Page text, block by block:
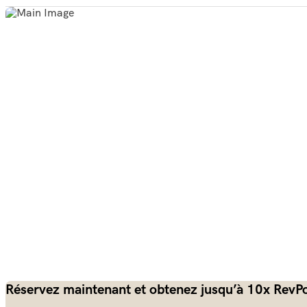
Réservez maintenant et obtenez jusqu’à 10x